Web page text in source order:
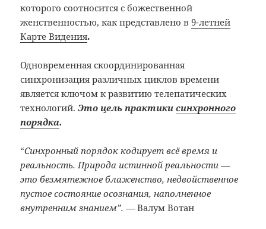
которого соотносится с божественной
женственностью, как представлено в9-летней
Карте Видения.
Одновременная скоординированная
синхронизация различных циклов времени
является ключом к развитию телепатических
технологий.Это цель практикисинхронного
порядка.
“Синхронный порядок кодирует всё время и
реальность. Природа истинной реальности —
это безмятежное блаженство, недвойственное
пустое состояние осознания, наполненное
внутренним знанием”. —Валум Вотан